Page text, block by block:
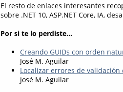
El resto de enlaces interesantes
sobre .NET 10, ASP.NET Core, IA,
Por si te lo perdiste...
Creando GUIDs con orden
José M. Aguilar
Localizar errores de validación
José M. Aguilar